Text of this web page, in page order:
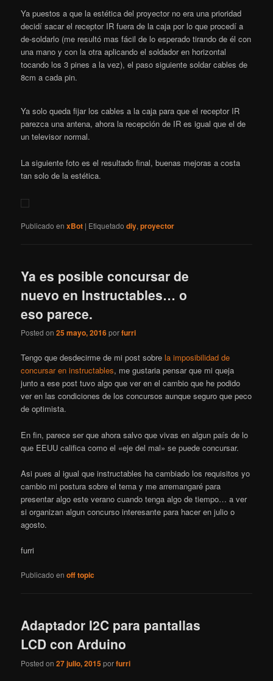
Ya puestos a que la estética del proyector no era una prioridad
decidí sacar el receptor IR fuera de la caja por lo que procedí a
de-soldarlo (me resultó mas fácil de lo esperado tirando de él con
una mano y con la otra aplicando el soldador en horizontal
tocando los 3 pines a la vez), el paso siguiente soldar cables de
8cm a cada pin.
Ya solo queda fijar los cables a la caja para que el receptor IR
parezca una antena, ahora la recepción de IR es igual que el de
un televisor normal.
La siguiente foto es el resultado final, buenas mejoras a costa
tan solo de la estética.
Publicado en xBot | Etiquetado diy,proyector
Ya es posible concursar de
nuevo en Instructables… o
eso parece.
Posted on25 mayo, 2016porfurri
Tengo que desdecirme de mi post sobrela imposibilidad de
concursar en instructables, me gustaria pensar que mi queja
junto a ese post tuvo algo que ver en el cambio que he podido
ver en las condiciones de los concursos aunque seguro que peco
de optimista.
En fin, parece ser que ahora salvo que vivas en algun país de lo
que EEUU califica como el «eje del mal» se puede concursar.
Asi pues al igual que instructables ha cambiado los requisitos yo
cambio mi postura sobre el tema y me arremangaré para
presentar algo este verano cuando tenga algo de tiempo… a ver
si organizan algun concurso interesante para hacer en julio o
agosto.
furri
Publicado en off topic
Adaptador I2C para pantallas
LCD con Arduino
Posted on27 julio, 2015porfurri